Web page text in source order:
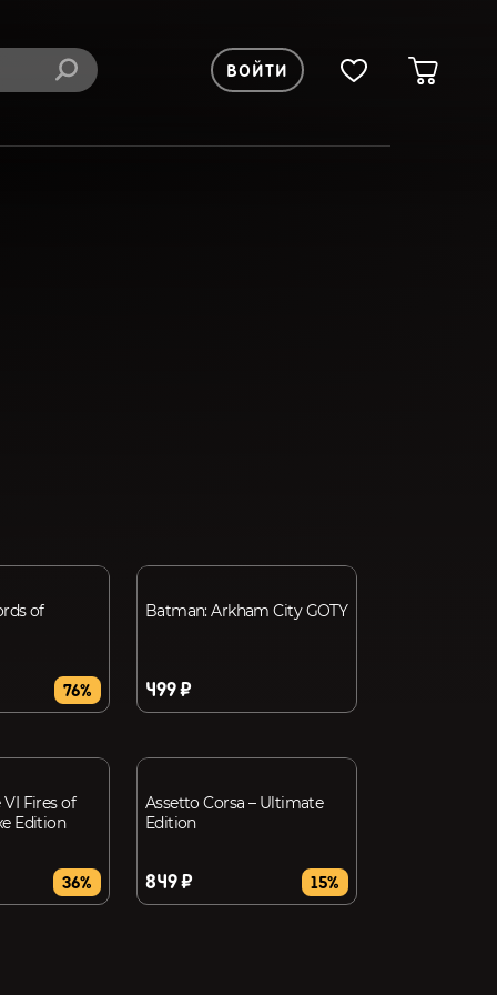
ВОЙТИ
of
76%
Batman: Arkham City GOTY
499 ₽
Fires of
Edition
36%
Assetto Corsa – Ultimate
Edition
849 ₽ 15%